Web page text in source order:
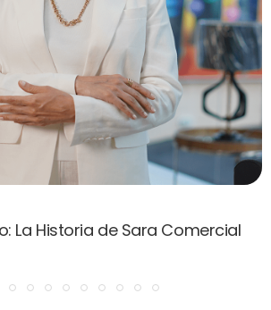
La Historia de Sara Comercial